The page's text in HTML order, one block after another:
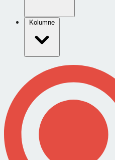
Kolumne